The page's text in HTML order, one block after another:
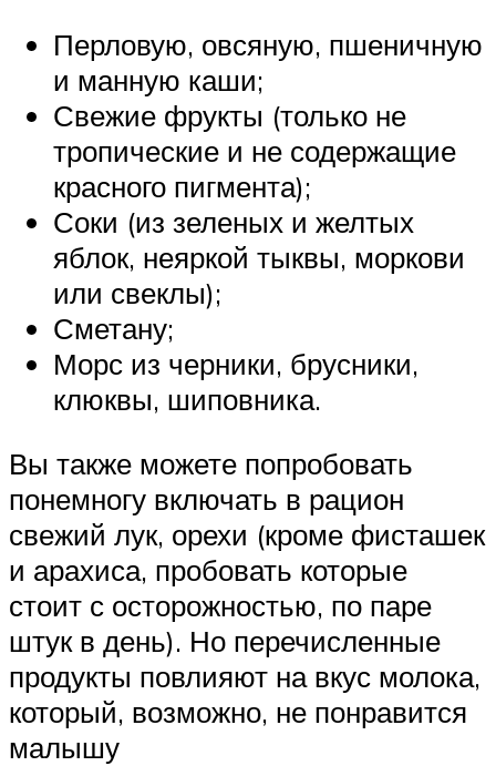
Перловую, овсяную, пшеничную
и манную каши;
Свежие фрукты (только не
тропические и не содержащие
красного пигмента);
Соки (из зеленых и желтых
яблок, неяркой тыквы, моркови
или свеклы);
Сметану;
Морс из черники, брусники,
клюквы, шиповника.
Вы также можете попробовать
понемногу включать в рацион
свежий лук, орехи (кроме фисташек
и арахиса, пробовать которые
стоит с осторожностью, по паре
штук в день). Но перечисленные
продукты повлияют на вкус молока,
который, возможно, не понравится
малышу